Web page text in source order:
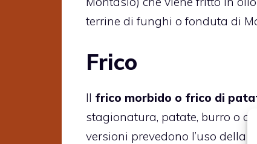
terrine di funghi o fonduta di
Frico
Il frico morbido o frico di
stagionatura, patate, burro o
versioni prevedono l’uso della